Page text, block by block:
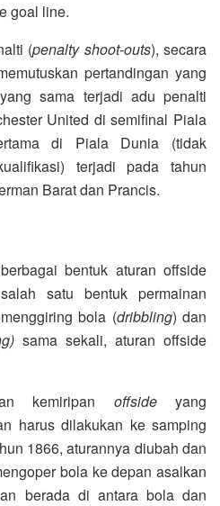
goal line.
(penalty shoot-outs), secara
pertandingan yang
sama terjadi adu penalti
United di semifinal Piala
di Piala Dunia (tidak
terjadi pada tahun
Barat dan Prancis.
bentuk aturan offside
satu bentuk permainan
bola (dribbling) dan
sama sekali, aturan offside
kemiripan offsideyang
harus dilakukan ke samping
1866, aturannya diubah dan
bola ke depan asalkan
berada di antara bola dan